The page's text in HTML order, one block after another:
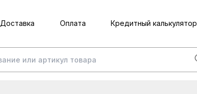
Доставка Оплата Кредитный калькулятор